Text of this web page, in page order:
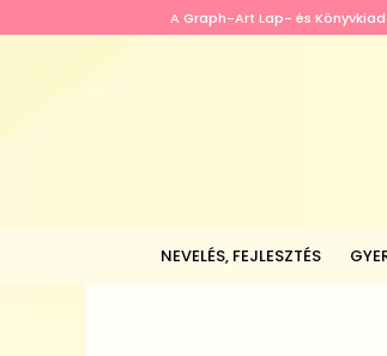
A Graph-Art Lap- és
NEVELÉS, FEJLESZTÉS